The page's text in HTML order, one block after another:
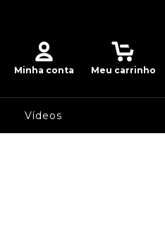
Minha conta Meu carrinho
Vídeos